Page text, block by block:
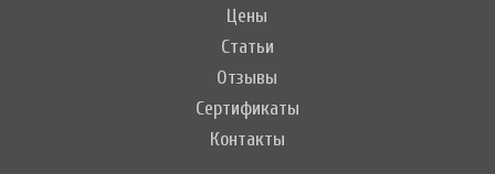
Цены
Статьи
Отзывы
Сертификаты
Контакты